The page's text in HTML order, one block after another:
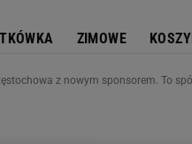
ZIMOWE
z nowym sponsorem. To